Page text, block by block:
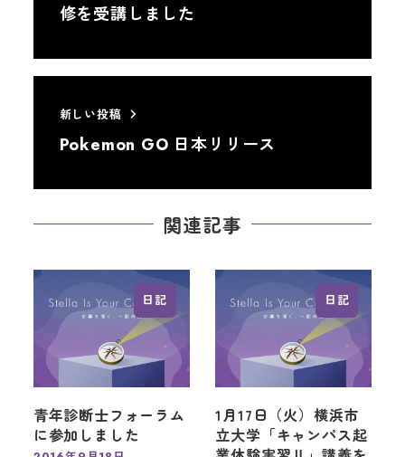
修を受講しました
新しい投稿
Pokemon GO 日本リリース
関連記事
日記
青年診断士フォーラム
に参加しました
日記
1月17日（火）横浜市
立大学「キャンパス起